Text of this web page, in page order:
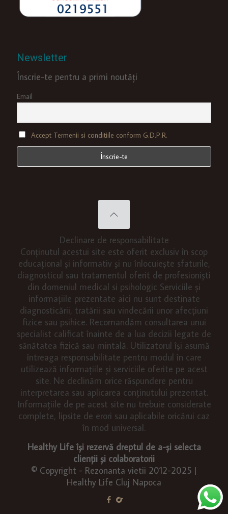
Newsletter
Înscrie-te pentru a primi noutăți
Email
Accept Termenii si conditiile conform G.D.P.R.
Declinare de responsabilitate
Conținutul acestui site este oferit exclusiv în scop
educațional și informativ și nu înlocuiește sfaturile,
diagnosticul sau tratamentul oferit de profesioniști
din domeniul medical si psihologic Serviciile și
informațiile prezentate aici nu sunt destinate
diagnosticării, tratării sau vindecării unor afecțiuni
fizice sau psihice. Recomandăm consultarea unui
specialist calificat înainte de a lua decizii legate de
sănătatea fizică sau mintală. Utilizatorul își asumă
întreaga responsabilitate pentru modul în care
utilizează informațiile și serviciile oferite pe acest
site. Ne declinăm orice răspundere pentru
interpretarea sau aplicarea conținutului prezentat.
Informațiile de pe acest site nu trebuie considerate
complete, lipsite de erori sau aplicabile oricărui caz
în mod universal.
Healthy Life își rezervă dreptul de a-și selecta
clienții și colaboratorii
© Copyright - Rezonanta vietii 2012-2025 |
Healthy Life Cluj Napoca